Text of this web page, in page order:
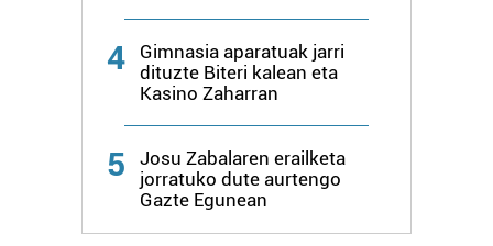
4
Gimnasia aparatuak jarri
dituzte Biteri kalean eta
Kasino Zaharran
5
Josu Zabalaren erailketa
jorratuko dute aurtengo
Gazte Egunean